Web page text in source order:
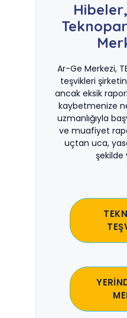
Ar-Ge Merkezi,
teşvikleri
ancak eksik
kaybetmenize
uzmanlığıyla
ve muafiyet
uçtan uca,
şekilde